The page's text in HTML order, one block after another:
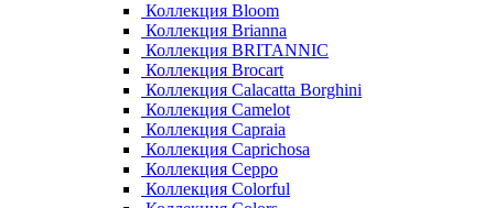
Коллекция Bloom
Коллекция Brianna
Коллекция BRITANNIC
Коллекция Brocart
Коллекция Calacatta Borghini
Коллекция Camelot
Коллекция Capraia
Коллекция Caprichosa
Коллекция Ceppo
Коллекция Colorful